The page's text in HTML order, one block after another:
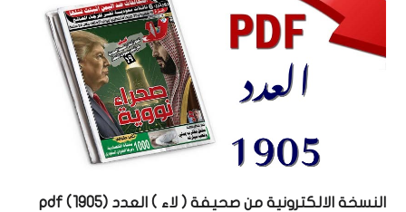
النسخة الالكترونية من صحيفة ( لاء ) العدد (1905) pdf